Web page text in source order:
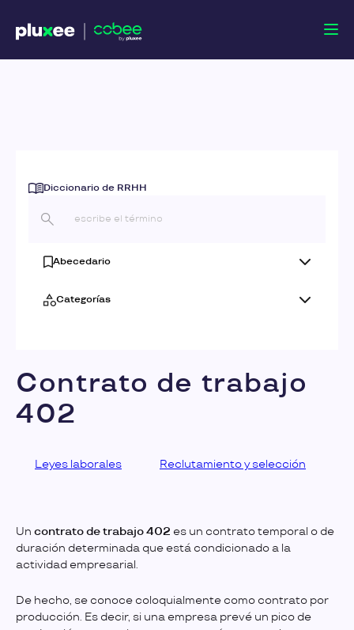
Diccionario de RRHH
Abecedario
Categorías
Contrato de trabajo
402
Leyes laborales Reclutamiento y selección
Un contrato de trabajo 402 es un contrato temporal o de
duración determinada que está condicionado a la
actividad empresarial.
De hecho, se conoce coloquialmente como contrato por
producción. Es decir, si una empresa prevé un pico de